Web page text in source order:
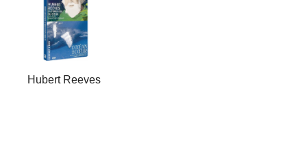
Hubert Reeves